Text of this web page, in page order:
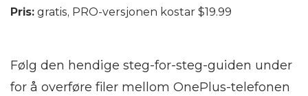
Pris: gratis, PRO-versjonen kostar $19.99
Følg den hendige steg-for-steg-guiden under
for å overføre filer mellom OnePlus-telefonen